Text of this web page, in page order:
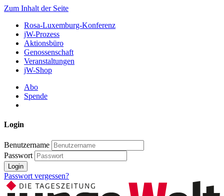
Zum Inhalt der Seite
Rosa-Luxemburg-Konferenz
jW-Prozess
Aktionsbüro
Genossenschaft
Veranstaltungen
jW-Shop
Abo
Spende
Login
Benutzername
Passwort
Login
Passwort vergessen?